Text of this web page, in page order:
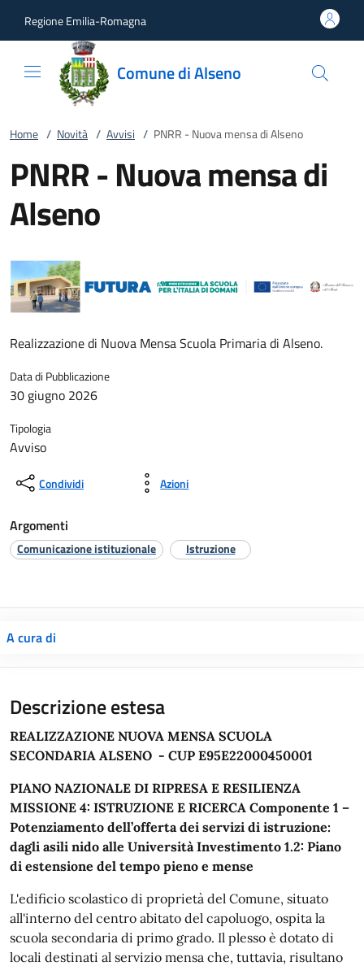
Regione Emilia-Romagna
Comune di Alseno
Home / Novità / Avvisi / PNRR - Nuova mensa di Alseno
PNRR - Nuova mensa di
Alseno
Realizzazione di Nuova Mensa Scuola Primaria di Alseno.
Data di Pubblicazione
30 giugno 2026
Tipologia
Avviso
Condividi Azioni
Argomenti
Comunicazione istituzionale Istruzione
A cura di
Descrizione estesa
REALIZZAZIONE NUOVA MENSA SCUOLA
SECONDARIA ALSENO - CUP E95E22000450001
PIANO NAZIONALE DI RIPRESA E RESILIENZA
MISSIONE 4: ISTRUZIONE E RICERCA Componente 1 –
Potenziamento dell’offerta dei servizi di istruzione:
dagli asili nido alle Università Investimento 1.2: Piano
di estensione del tempo pieno e mense
L'edificio scolastico di proprietà del Comune, situato
all'interno del centro abitato del capoluogo, ospita la
scuola secondaria di primo grado. Il plesso è dotato di
locali destinati al servizio mensa che, tuttavia, risultano